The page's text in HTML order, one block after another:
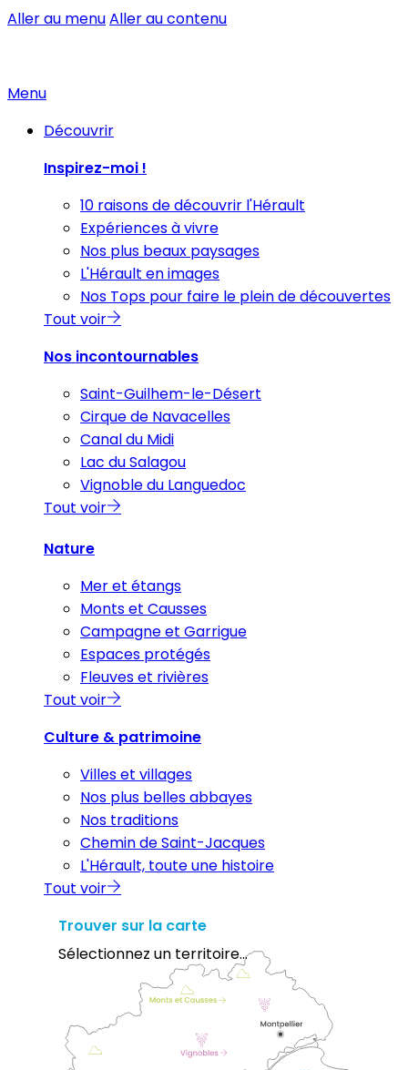
Aller au menuAller au contenu
Menu
Découvrir
Inspirez-moi !
10 raisons de découvrir l'Hérault
Expériences à vivre
Nos plus beaux paysages
L'Hérault en images
Nos Tops pour faire le plein de découvertes
Tout voir
Nos incontournables
Saint-Guilhem-le-Désert
Cirque de Navacelles
Canal du Midi
Lac du Salagou
Vignoble du Languedoc
Tout voir
Nature
Mer et étangs
Monts et Causses
Campagne et Garrigue
Espaces protégés
Fleuves et rivières
Tout voir
Culture & patrimoine
Villes et villages
Nos plus belles abbayes
Nos traditions
Chemin de Saint-Jacques
L'Hérault, toute une histoire
Tout voir
Trouver sur la carte
Sélectionnez un territoire...